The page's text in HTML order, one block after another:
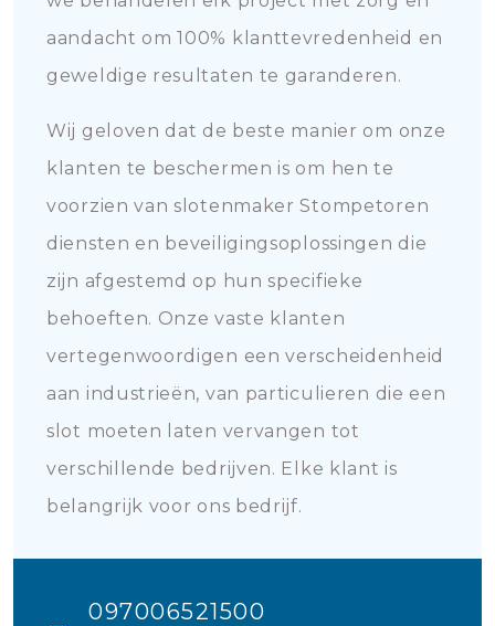
aandacht om 100% klanttevredenheid en
geweldige resultaten te garanderen.
Wij geloven dat de beste manier om onze
klanten te beschermen is om hen te
voorzien van slotenmaker Stompetoren
diensten en beveiligingsoplossingen die
zijn afgestemd op hun specifieke
behoeften. Onze vaste klanten
vertegenwoordigen een verscheidenheid
aan industrieën, van particulieren die een
slot moeten laten vervangen tot
verschillende bedrijven. Elke klant is
belangrijk voor ons bedrijf.
097006521500